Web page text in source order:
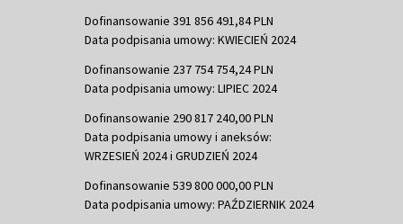
Dofinansowanie 391 856 491,84 PLN
Data podpisania umowy: KWIECIEŃ 2024
Dofinansowanie 237 754 754,24 PLN
Data podpisania umowy: LIPIEC 2024
Dofinansowanie 290 817 240,00 PLN
Data podpisania umowy i aneksów:
WRZESIEŃ 2024 i GRUDZIEŃ 2024
Dofinansowanie 539 800 000,00 PLN
Data podpisania umowy: PAŹDZIERNIK 2024